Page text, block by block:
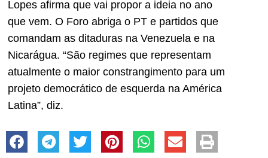
Lopes afirma que vai propor a ideia no ano
que vem. O Foro abriga o PT e partidos que
comandam as ditaduras na Venezuela e na
Nicarágua. “São regimes que representam
atualmente o maior constrangimento para um
projeto democrático de esquerda na América
Latina”, diz.